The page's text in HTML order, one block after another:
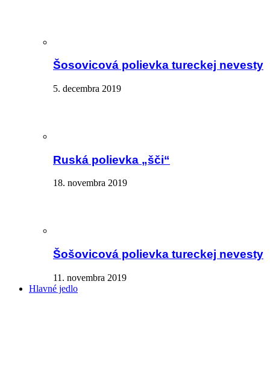
Šosovicová polievka tureckej nevesty
5. decembra 2019
Ruská polievka „šči“
18. novembra 2019
Šošovicová polievka tureckej nevesty
11. novembra 2019
Hlavné jedlo